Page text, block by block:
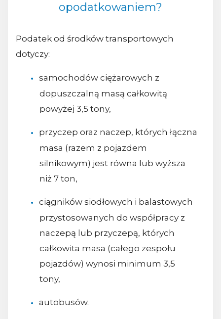
opodatkowaniem?
Podatek od środków transportowych
dotyczy:
samochodów ciężarowych z
dopuszczalną masą całkowitą
powyżej 3,5 tony,
przyczep oraz naczep, których łączna
masa (razem z pojazdem
silnikowym) jest równa lub wyższa
niż 7 ton,
ciągników siodłowych i balastowych
przystosowanych do współpracy z
naczepą lub przyczepą, których
całkowita masa (całego zespołu
pojazdów) wynosi minimum 3,5
tony,
autobusów.